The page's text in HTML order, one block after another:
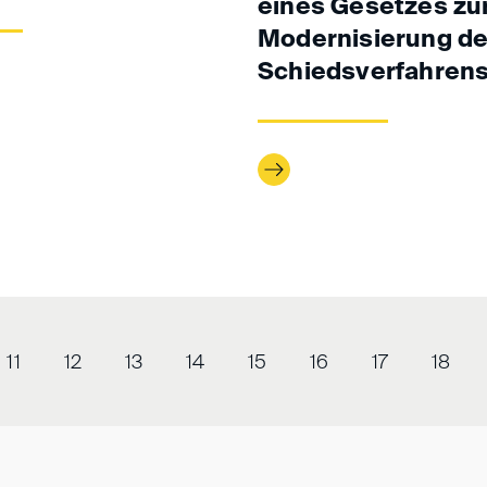
eines Gesetzes
Modernisierung
11 12 13 14 15 16 17 18